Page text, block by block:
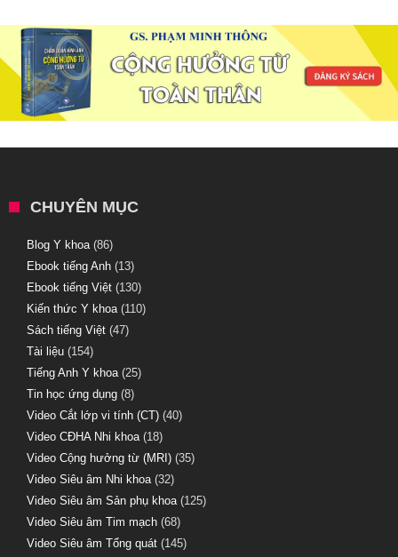
CHUYÊN MỤC
Blog Y khoa(86)
Ebook tiếng Anh (13)
Ebook tiếng Việt (130)
Kiến thức Y khoa(110)
Sách tiếng Việt (47)
Tài liệu (154)
Tiếng Anh Y khoa(25)
Tin học ứng dụng (8)
Video Cắt lớp vi tính (CT) (40)
Video CĐHA Nhi khoa(18)
Video Cộng hưởng từ (MRI) (35)
Video Siêu âm Nhi khoa(32)
Video Siêu âm Sản phụ khoa(125)
Video Siêu âm Tim mạch (68)
Video Siêu âm Tổng quát (145)